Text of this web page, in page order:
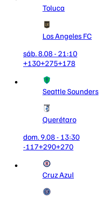
Toluca
Los Angeles FC
sáb. 8.08 - 21:10
+130+275+178
Seattle Sounders
Querétaro
dom. 9.08 - 13:30
-117+290+270
Cruz Azul